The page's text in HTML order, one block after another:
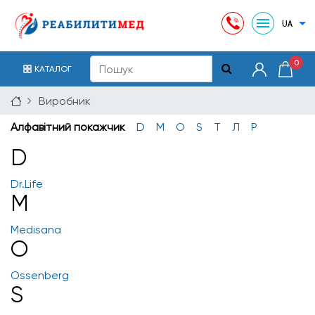
КАТАЛОГ
0
Виробник
Алфавітний покажчик
D M O S T Л Р
D
Dr.Life
M
Medisana
O
Ossenberg
S